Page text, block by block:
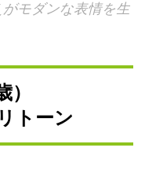
モダンな表情を生
トーン